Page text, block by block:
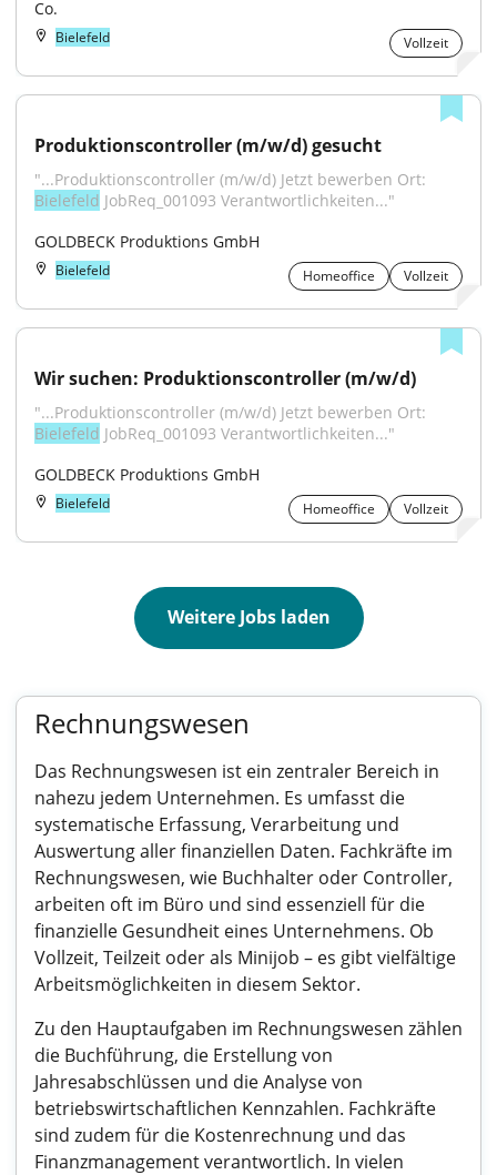
Co.
Bielefeld Vollzeit
Produktionscontroller (m/w/d) gesucht
Bielefeld JobReq_001093 Verantwortlichkeiten..."
GOLDBECK Produktions GmbH
Bielefeld Homeoffice Vollzeit
Wir suchen: Produktionscontroller (m/w/d)
Bielefeld JobReq_001093 Verantwortlichkeiten..."
GOLDBECK Produktions GmbH
Bielefeld Homeoffice Vollzeit
Weitere Jobs laden
Rechnungswesen
Das Rechnungswesen ist ein zentraler Bereich in
nahezu jedem Unternehmen. Es umfasst die
systematische Erfassung, Verarbeitung und
Auswertung aller finanziellen Daten. Fachkräfte im
Rechnungswesen, wie Buchhalter oder Controller,
arbeiten oft im Büro und sind essenziell für die
finanzielle Gesundheit eines Unternehmens. Ob
Vollzeit, Teilzeit oder als Minijob – es gibt vielfältige
Arbeitsmöglichkeiten in diesem Sektor.
Zu den Hauptaufgaben im Rechnungswesen zählen
die Buchführung, die Erstellung von
Jahresabschlüssen und die Analyse von
betriebswirtschaftlichen Kennzahlen. Fachkräfte
sind zudem für die Kostenrechnung und das
Finanzmanagement verantwortlich. In vielen